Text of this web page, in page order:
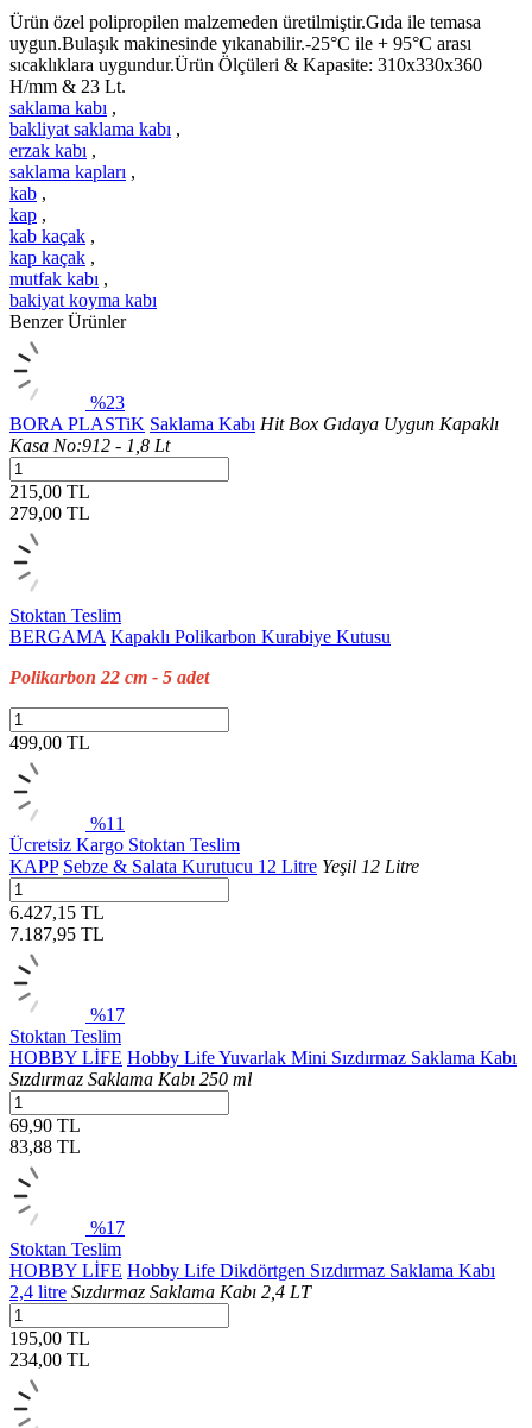
Ürün özel polipropilen malzemeden üretilmiştir.Gıda ile temasa
uygun.Bulaşık makinesinde yıkanabilir.-25°C ile + 95°C arası
sıcaklıklara uygundur.Ürün Ölçüleri & Kapasite: 310x330x360
H/mm & 23 Lt.
saklama kabı ,
bakliyat saklama kabı ,
erzak kabı ,
saklama kapları ,
kab ,
kap ,
kab kaçak ,
kap kaçak ,
mutfak kabı ,
bakiyat koyma kabı
Benzer Ürünler
%23
BORA PLASTiK Saklama Kabı Hit Box Gıdaya Uygun Kapaklı
Kasa No:912 - 1,8 Lt
215,00 TL
279,00 TL
Stoktan Teslim
BERGAMA Kapaklı Polikarbon Kurabiye Kutusu
Polikarbon 22 cm - 5 adet
499,00 TL
%11
Ücretsiz Kargo Stoktan Teslim
KAPP Sebze & Salata Kurutucu 12 Litre Yeşil 12 Litre
6.427,15 TL
7.187,95 TL
%17
Stoktan Teslim
HOBBY LİFE Hobby Life Yuvarlak Mini Sızdırmaz Saklama Kabı
Sızdırmaz Saklama Kabı 250 ml
69,90 TL
83,88 TL
%17
Stoktan Teslim
HOBBY LİFE Hobby Life Dikdörtgen Sızdırmaz Saklama Kabı
2,4 litre Sızdırmaz Saklama Kabı 2,4 LT
195,00 TL
234,00 TL